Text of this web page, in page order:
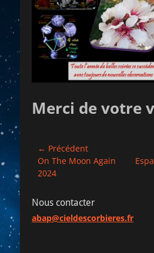
Merci de votre
Navigation
de
l’article
← Précédent
Article
précédent :
On The Moon Again
2024
Nous contacter
abap@cieldescorbieres.fr